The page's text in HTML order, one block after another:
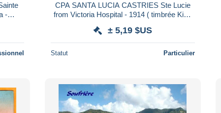
-
CPA SANTA LUCIA CASTRIES Ste Lucie
from Victoria Hospital - 1914 ( timbrée King
± 5,19 $US
Statut Particulier